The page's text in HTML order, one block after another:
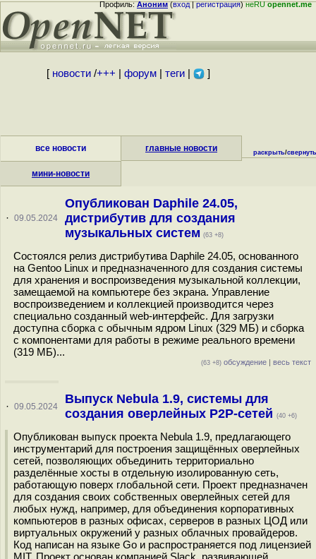
Профиль:Аноним(вход|регистрация)неRUopennet.me
[ новости/+++ форум| теги| ]
все новости главные новости
мини-новости
раскрыть/свернуть
· 09.05.2024
Опубликован Daphile 24.05,
дистрибутив для создания
музыкальных систем (63 +8)
Состоялся релиз дистрибутива Daphile 24.05, основанного
на Gentoo Linux и предназначенного для создания системы
для хранения и воспроизведения музыкальной коллекции,
замещаемой на компьютере без экрана. Управление
воспроизведением и коллекцией производится через
специально созданный web-интерфейс. Для загрузки
доступна сборка с обычным ядром Linux (329 МБ) и сборка
с компонентами для работы в режиме реального времени
(319 МБ)...
(63 +8) обсуждение | весь текст
· 09.05.2024
Выпуск Nebula 1.9, системы для
создания оверлейных P2P-сетей (40 +6)
Опубликован выпуск проекта Nebula 1.9, предлагающего
инструментарий для построения защищённых оверлейных
сетей, позволяющих объединить территориально
разделённые хосты в отдельную изолированную сеть,
работающую поверх глобальной сети. Проект предназначен
для создания своих собственных оверлейных сетей для
любых нужд, например, для объединения корпоративных
компьютеров в разных офисах, серверов в разных ЦОД или
виртуальных окружений у разных облачных провайдеров.
Код написан на языке Go и распространяется под лицензией
MIT. Проект основан компанией Slack, развивающей